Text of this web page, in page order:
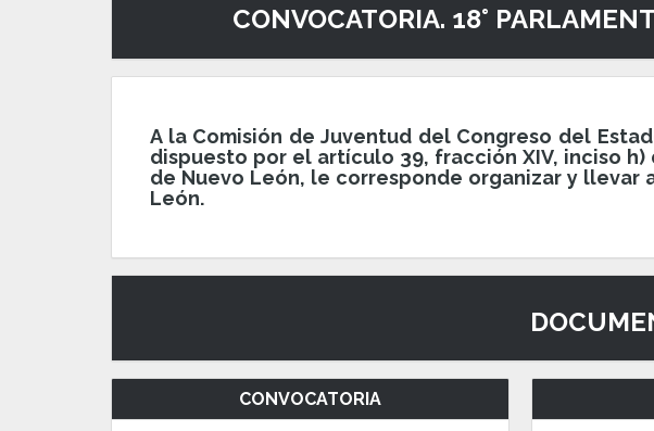
CONVOCATORIA. 18°
A la Comisión de Juventud del Congreso del
dispuesto por el artículo 39, fracción XIV, inciso
de Nuevo León, le corresponde organizar y llevar
León.
CONVOCATORIA